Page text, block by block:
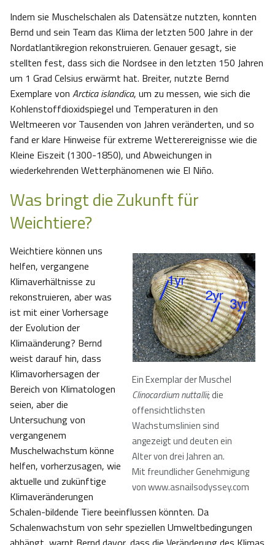
Indem sie Muschelschalen als Datensätze nutzten, konnten
Bernd und sein Team das Klima der letzten 500 Jahre in der
Nordatlantikregion rekonstruieren. Genauer gesagt, sie
stellten fest, dass sich die Nordsee in den letzten 150 Jahren
um 1 Grad Celsius erwärmt hat. Breiter, nutzte Bernd
Exemplare von Arctica islandica, um zu messen, wie sich die
Kohlenstoffdioxidspiegel und Temperaturen in den
Weltmeeren vor Tausenden von Jahren veränderten, und so
fand er klare Hinweise für extreme Wetterereignisse wie die
Kleine Eiszeit (1300-1850), und Abweichungen in
wiederkehrenden Wetterphänomenen wie El Niño.
Was bringt die Zukunft für
Weichtiere?
Ein Exemplar der Muschel
Clinocardium nuttallii; die
offensichtlichsten
Wachstumslinien sind
angezeigt und deuten ein
Alter von drei Jahren an.
Mit freundlicher Genehmigung
von www.asnailsodyssey.com
Weichtiere können uns
helfen, vergangene
Klimaverhältnisse zu
rekonstruieren, aber was
ist mit einer Vorhersage
der Evolution der
Klimaänderung? Bernd
weist darauf hin, dass
Klimavorhersagen der
Bereich von Klimatologen
seien, aber die
Untersuchung von
vergangenem
Muschelwachstum könne
helfen, vorherzusagen, wie
aktuelle und zukünftige
Klimaveränderungen
Schalen-bildende Tiere beeinflussen könnten. Da
Schalenwachstum von sehr speziellen Umweltbedingungen